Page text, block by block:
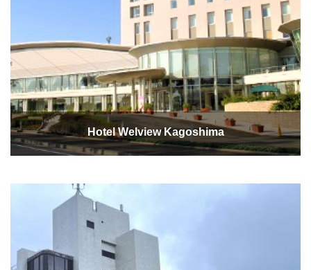
Hotel Welview Kagoshima